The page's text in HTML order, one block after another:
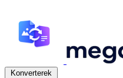
Konverterek